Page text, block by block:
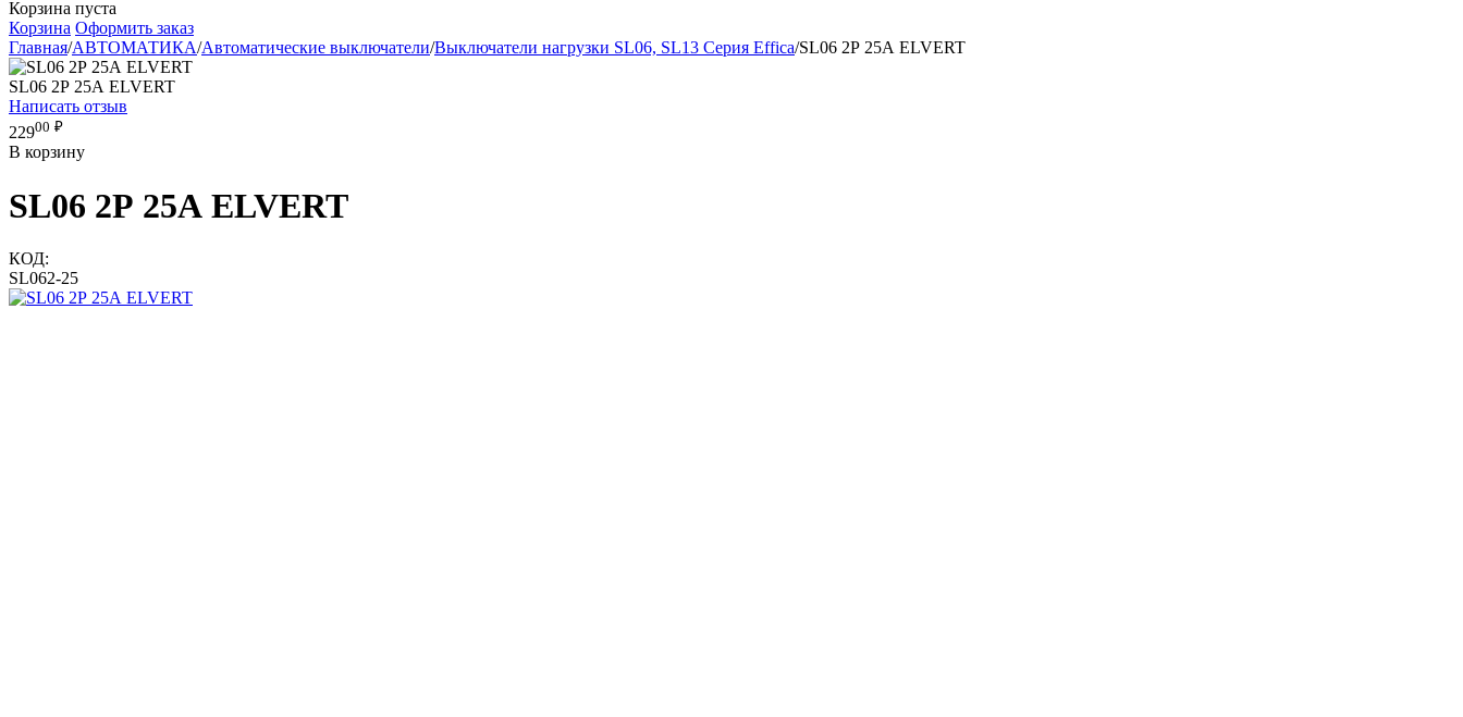
Корзина пуста
Корзина Оформить заказ
Главная/АВТОМАТИКА/Автоматические выключатели/Выключатели нагрузки SL06, SL13 Серия Effica/SL06 2Р 25А ELVERT
SL06 2Р 25А ELVERT
Написать отзыв
22900 ₽
В корзину
SL06 2Р 25А ELVERT
КОД:
SL062-25